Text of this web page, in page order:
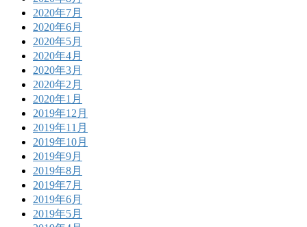
2020年7月
2020年6月
2020年5月
2020年4月
2020年3月
2020年2月
2020年1月
2019年12月
2019年11月
2019年10月
2019年9月
2019年8月
2019年7月
2019年6月
2019年5月